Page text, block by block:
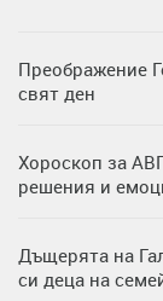
Преображение
свят ден
Хороскоп за
решения и
Дъщерята на
си деца на